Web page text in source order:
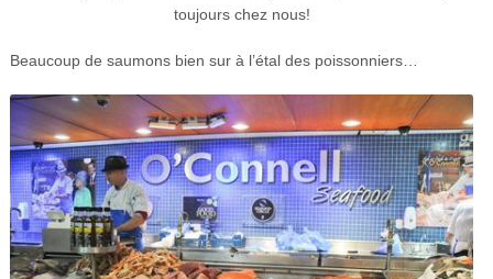
toujours chez nous!
Beaucoup de saumons bien sur à l’étal des poissonniers…